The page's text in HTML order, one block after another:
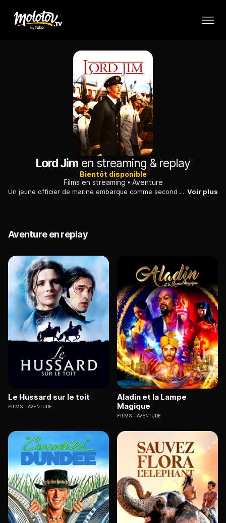
Lord Jim en streaming & replay
Bientôt disponible
Films en streaming
Aventure
Un jeune officier de marine embarque comme second à bord du «Patna», qui convoie des pèlerins vers La Mecque. Une tempête s'abat soudainement sur le bateau. Voir plus
Aventure en replay
Le Hussard sur le toit
FILMS AVENTURE
Aladin et la Lampe
Magique
FILMS AVENTURE